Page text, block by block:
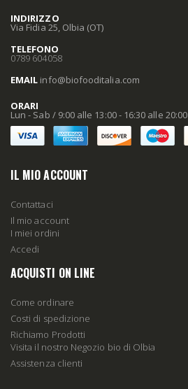
INDIRIZZO
Via Fidia 25, Olbia (OT)
TELEFONO
0789 604058
EMAIL info@biofooditalia.com
ORARI
Lun - Sab / 9:00 alle 13:00 - 16:30 alle 20:00
IL MIO ACCOUNT
Contattaci
Il mio account
I miei ordini
Accedi
ACQUISTI ON LINE
Come ordinare
Costi di spedizione
Richiamo Prodotti
Visita il nostro Negozio bio di Olbia
Assistenza clienti